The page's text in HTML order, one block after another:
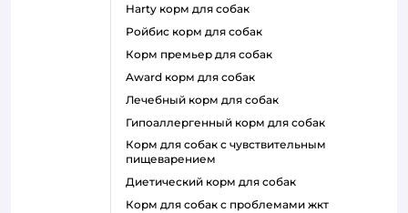
harty корм для собак
ройбис корм для собак
корм премьер для собак
award корм для собак
лечебный корм для собак
гипоаллергенный корм для собак
корм для собак с чувствительным
пищеварением
диетический корм для собак
корм для собак с проблемами жкт